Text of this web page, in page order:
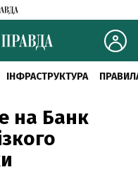
ІНФРАСТРУКТУРА
на Банк